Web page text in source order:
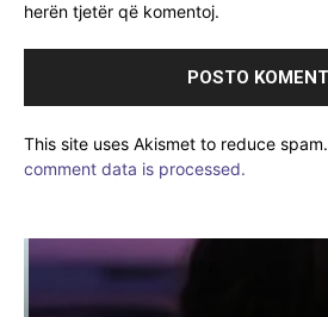
herën tjetër që komentoj.
This site uses Akismet to reduce spam.
comment data is processed.